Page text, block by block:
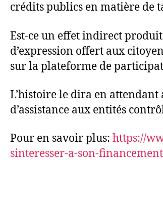
crédits publics en matière de
Est-ce un effet indirect
d’expression offert aux
sur la plateforme de
L’histoire le dira en attendant
d’assistance aux entités
Pour en savoir plus: https://
sinteresser-a-son-